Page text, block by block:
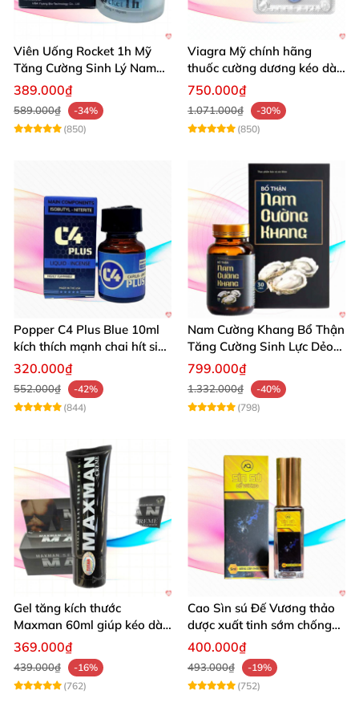
Viên Uống Rocket 1h Mỹ
Tăng Cường Sinh Lý Nam
Hỗ Trợ Mạnh
389.000₫
589.000₫
-34%
(850)
Viagra Mỹ chính hãng
thuốc cường dương kéo dài
thời gian hiệu quả cho Nam
750.000₫
1.071.000₫
-30%
(850)
Popper C4 Plus Blue 10ml
kích thích mạnh chai hít siêu
đỉnh
320.000₫
552.000₫
-42%
(844)
Nam Cường Khang Bổ Thận
Tăng Cường Sinh Lực Dẻo
Dai Mạnh Mẽ
799.000₫
1.332.000₫
-40%
(798)
Gel tăng kích thước
Maxman 60ml giúp kéo dài
thời gian quan hệ hiệu quả
369.000₫
439.000₫
-16%
(762)
Cao Sìn sú Đế Vương thảo
dược xuất tinh sớm chống
hiệu quả nhất
400.000₫
493.000₫
-19%
(752)